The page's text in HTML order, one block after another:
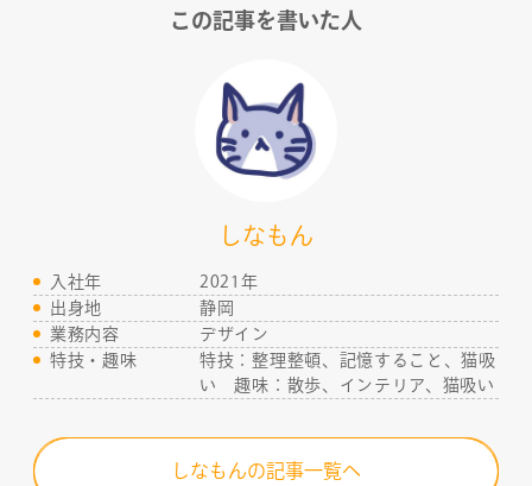
COMPANY
NEWS
CONTACT
この記事を書いた人
しなもん
入社年
2021年
出身地
静岡
業務内容
デザイン
特技・趣味
特技：整理整頓、記憶すること、猫吸
い 趣味：散歩、インテリア、猫吸い
しなもんの記事一覧へ